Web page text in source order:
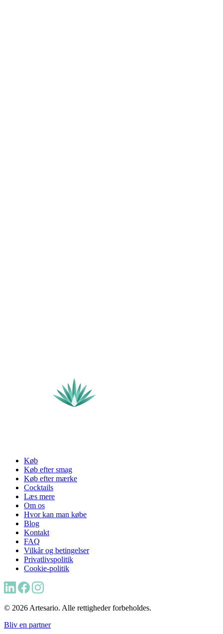
Køb
Køb efter smag
Køb efter mærke
Cocktails
Læs mere
Om os
Hvor kan man købe
Blog
Kontakt
FAQ
Vilkår og betingelser
Privatlivspolitik
Cookie-politik
© 2026 Artesario. Alle rettigheder forbeholdes.
Bliv en partner